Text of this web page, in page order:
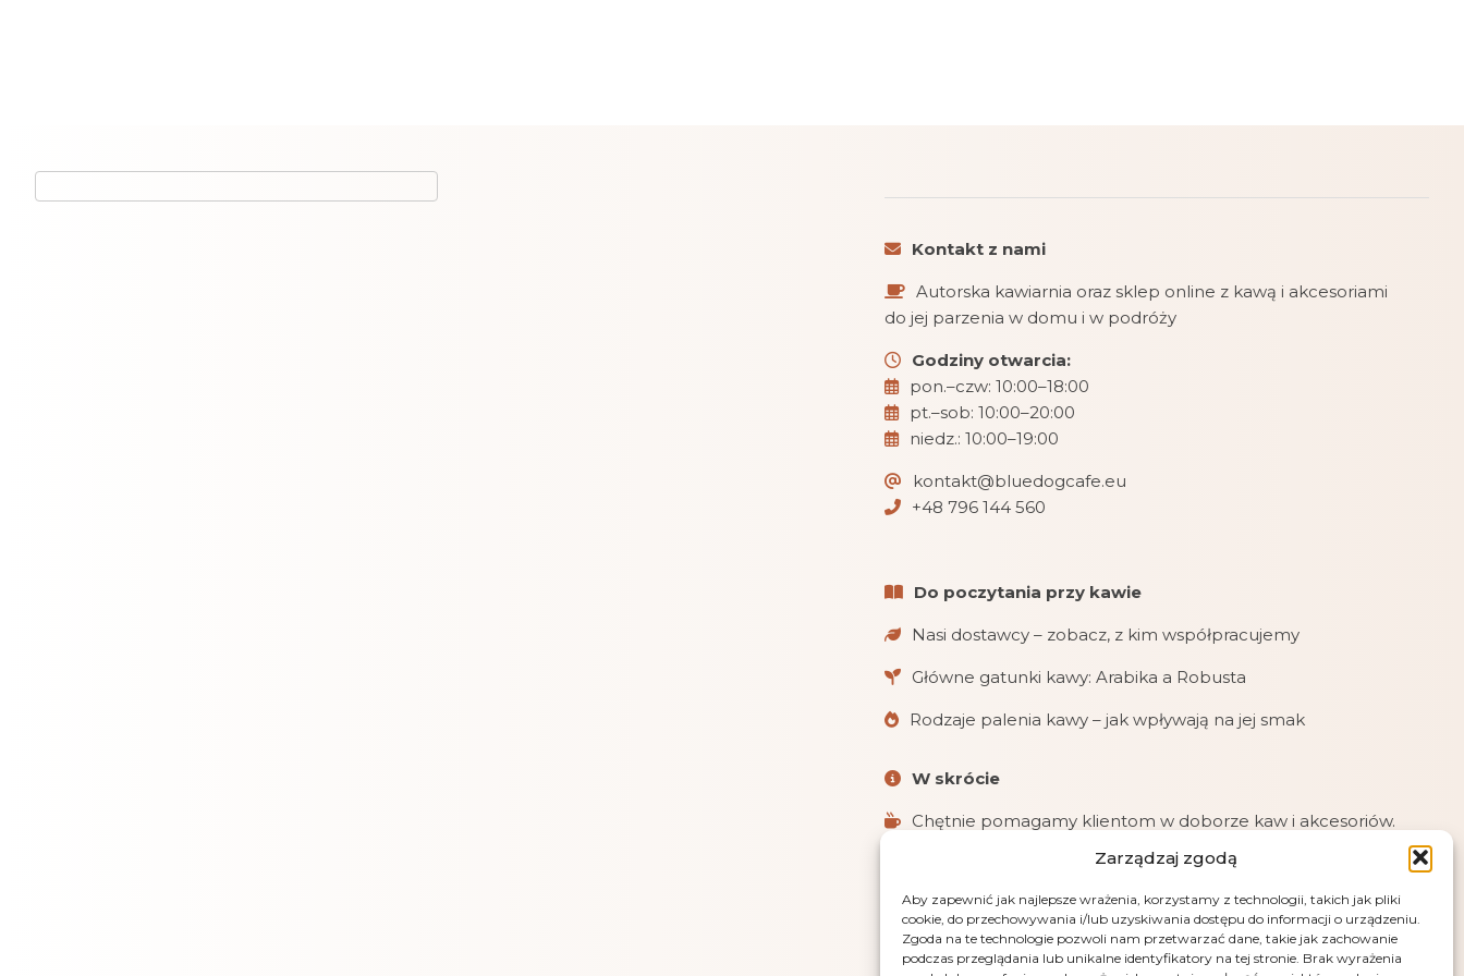
Zarządzaj zgodą
Aby zapewnić jak najlepsze wrażenia, korzystamy z technologii, takich jak pliki
cookie, do przechowywania i/lub uzyskiwania dostępu do informacji o urządzeniu.
Zgoda na te technologie pozwoli nam przetwarzać dane, takie jak zachowanie
podczas przeglądania lub unikalne identyfikatory na tej stronie. Brak wyrażenia
Kontakt z nami
Autorska kawiarnia oraz sklep online z kawą i akcesoriami
do jej parzenia w domu i w podróży
Godziny otwarcia:
pon.–czw: 10:00–18:00
pt.–sob: 10:00–20:00
niedz.: 10:00–19:00
kontakt@bluedogcafe.eu
+48 796 144 560
Do poczytania przy kawie
Nasi dostawcy – zobacz, z kim współpracujemy
Główne gatunki kawy: Arabika a Robusta
Rodzaje palenia kawy – jak wpływają na jej smak
W skrócie
Chętnie pomagamy klientom w doborze kaw i akcesoriów.
Realizujemy zamówienia online, mailowe i telefoniczne.
Obsługujemy płatności: kartą, przelewem (PayU), pobraniem
i gotówką przy odbiorze.